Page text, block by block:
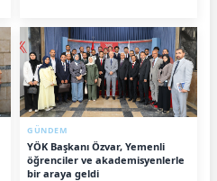
GÜNDEM
YÖK Başkanı Özvar, Yemenli
öğrenciler ve akademisyenlerle
bir araya geldi